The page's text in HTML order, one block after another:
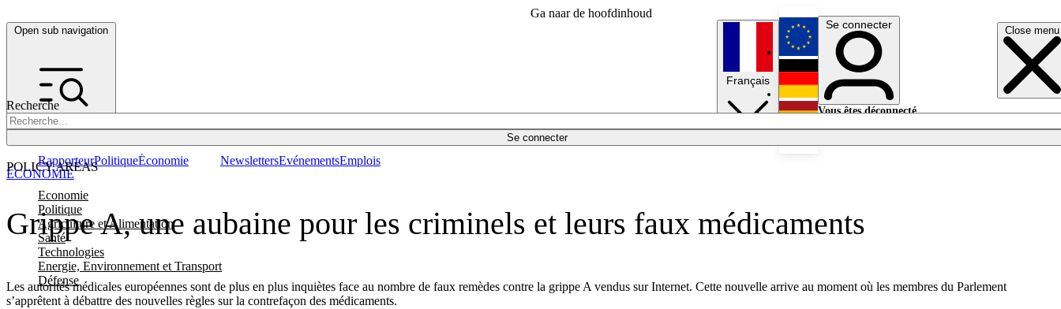
Ga naar de hoofdinhoud
Open sub navigation Close menu
Recherche
Se connecter
POLICY AREAS
Economie
Politique
Agriculture et Alimentation
Santé
Technologies
Energie, Environnement et Transport
Défense
RapporteurPolitiqueÉconomie NewslettersEvénementsEmplois
Français
English
Deutsch
Se connecter
Vous êtes déconnecté.
Grippe A, une aubaine pour les criminels et leurs faux médicaments
Les autorités médicales européennes sont de plus en plus inquiètes face au nombre de faux remèdes contre la grippe A vendus sur Internet. Cette nouvelle arrive au moment où les membres du Parlement
s’apprêtent à débattre des nouvelles règles sur la contrefaçon des médicaments.
ÉCONOMIE